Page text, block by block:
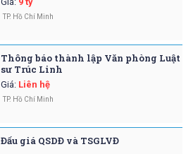
TP. Hồ Chí Minh
Thông báo thành lập Văn phòng Luật
sư Trúc Linh
Giá: Liên hệ
TP. Hồ Chí Minh
Đấu giá QSDĐ và TSGLVĐ